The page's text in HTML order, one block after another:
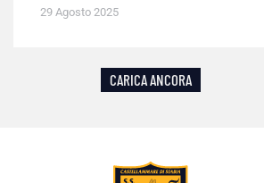
29 Agosto 2025
CARICA ANCORA